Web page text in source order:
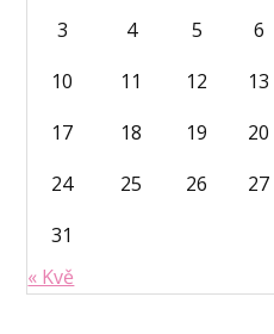
3 4 5 6
10
11 12 13
17
18 19 20
24
25 26 27
31
« Kvě